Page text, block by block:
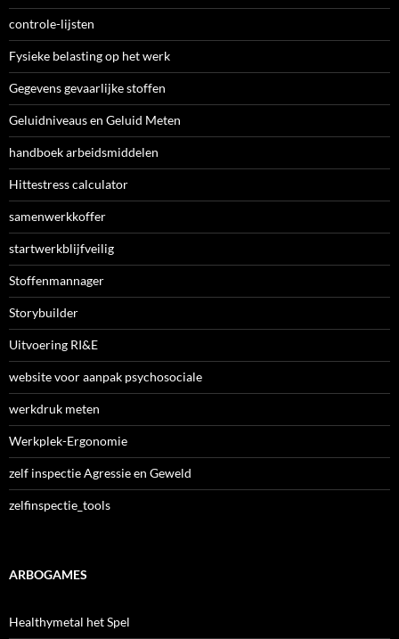
controle-lijsten
Fysieke belasting op het werk
Gegevens gevaarlijke stoffen
Geluidniveaus en Geluid Meten
handboek arbeidsmiddelen
Hittestress calculator
samenwerkkoffer
startwerkblijfveilig
Stoffenmannager
Storybuilder
Uitvoering RI&E
website voor aanpak psychosociale
werkdruk meten
Werkplek-Ergonomie
zelf inspectie Agressie en Geweld
zelfinspectie_tools
ARBOGAMES
Healthymetal het Spel